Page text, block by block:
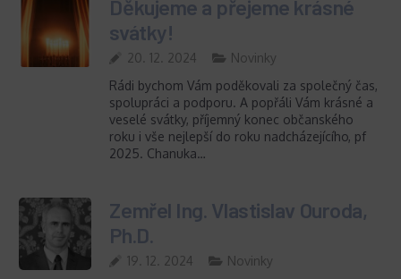
Děkujeme a přejeme krásné
svátky!
20. 12. 2024
Novinky
Rádi bychom Vám poděkovali za společný čas,
spolupráci a podporu. A popřáli Vám krásné a
veselé svátky, příjemný konec občanského
roku i vše nejlepší do roku nadcházejícího, pf
2025. Chanuka…
Zemřel Ing. Vlastislav Ouroda,
Ph.D.
19. 12. 2024
Novinky